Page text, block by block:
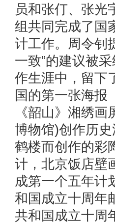
员和张仃、张光
组共同完成了
计工作。周令钊
一致”的建议被
作生涯中，留下
国的第一张海报
《韶山》湘绣
博物馆)创作历
鹤楼而创作的彩
计，北京饭店壁
成第一个五年计
和国成立十周年
共和国成立十周